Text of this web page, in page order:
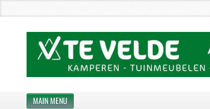
MAIN MENU